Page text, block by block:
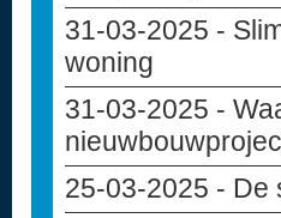
31-03-2025 -
woning
31-03-2025 -
25-03-2025 - De